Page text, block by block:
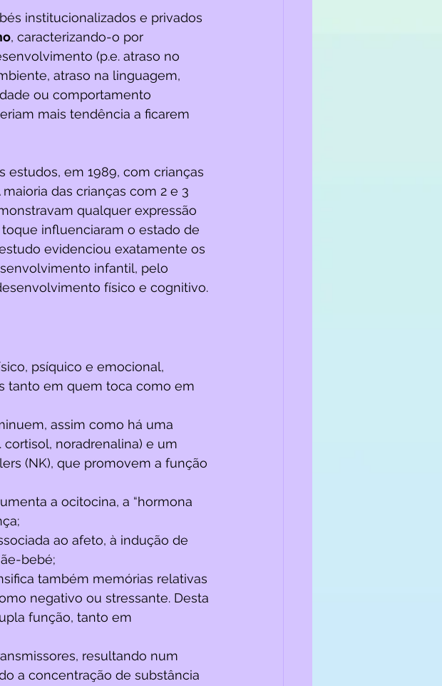
institucionalizados e privados
, caracterizando-o por
(p.e. atraso no
atraso na linguagem,
ou comportamento
mais tendência a ficarem
em 1989, com crianças
das crianças com 2 e 3
qualquer expressão
influenciaram o estado de
evidenciou exatamente os
infantil, pelo
físico e cognitivo.
psíquico e emocional,
tanto em quem toca como em
assim como há uma
cortisol, noradrenalina) e um
(NK), que promovem a função
a ocitocina, a “hormona
ao afeto, à indução de
bebé;
também memórias relativas
negativo ou stressante. Desta
função, tanto em
resultando num
a concentração de substância